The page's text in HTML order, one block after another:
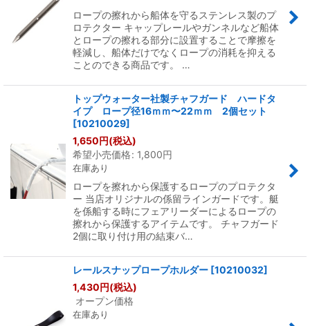
ロープの擦れから船体を守るステンレス製のプ
ロテクター キャップレールやガンネルなど船体
とロープの擦れる部分に設置することで摩擦を
軽減し、船体だけでなくロープの消耗を抑える
ことのできる商品です。 …
トップウォーター社製チャフガード ハードタ
イプ ロープ径16ｍｍ〜22ｍｍ 2個セット
[10210029]
1,650円(税込)
希望小売価格: 1,800円
在庫あり
ロープを擦れから保護するロープのプロテクタ
ー 当店オリジナルの係留ラインガードです。艇
を係船する時にフェアリーダーによるロープの
擦れから保護するアイテムです。 チャフガード
2個に取り付け用の結束バ…
レールスナップロープホルダー [10210032]
1,430円(税込)
オープン価格
在庫あり